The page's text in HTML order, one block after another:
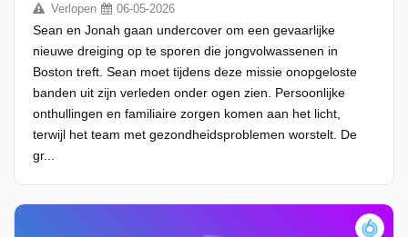
Verlopen 06-05-2026
Sean en Jonah gaan undercover om een gevaarlijke
nieuwe dreiging op te sporen die jongvolwassenen in
Boston treft. Sean moet tijdens deze missie onopgeloste
banden uit zijn verleden onder ogen zien. Persoonlijke
onthullingen en familiaire zorgen komen aan het licht,
terwijl het team met gezondheidsproblemen worstelt. De
gr...